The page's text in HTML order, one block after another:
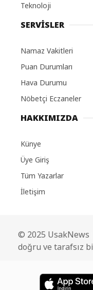
Teknoloji
SERVİSLER
Namaz Vakitleri
Puan Durumları
Hava Durumu
Nöbetçi Eczaneler
HAKKIMIZDA
Künye
Üye Giriş
Tüm Yazarlar
İletişim
© 2025 UsakNews
doğru ve tarafsız